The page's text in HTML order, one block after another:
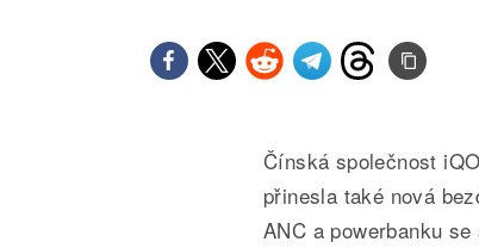
Čínská společnost
přinesla také nová
ANC a powerbanku